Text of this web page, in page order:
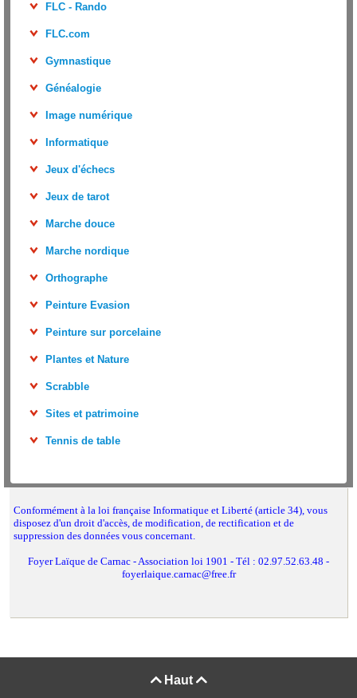
FLC - Rando
FLC.com
Gymnastique
Généalogie
Image numérique
Informatique
Jeux d'échecs
Jeux de tarot
Marche douce
Marche nordique
Orthographe
Peinture Evasion
Peinture sur porcelaine
Plantes et Nature
Scrabble
Sites et patrimoine
Tennis de table
Conformément à la loi française Informatique et Liberté (article 34), vous
disposez d'un droit d'accès, de modification, de rectification et de
suppression des données vous concernant.
Foyer Laïque de Carnac - Association loi 1901 - Tél : 02.97.52.63.48 -
foyerlaique.carnac@free.fr
Haut 